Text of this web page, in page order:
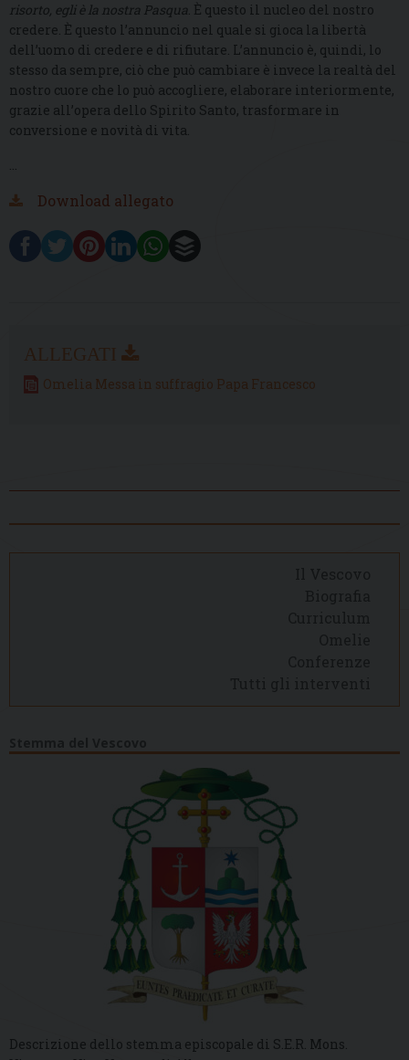
risorto, egli è la nostra Pasqua. È questo il nucleo del nostro
credere. È questo l’annuncio nel quale si gioca la libertà
dell’uomo di credere e di rifiutare. L’annuncio è, quindi, lo
stesso da sempre, ciò che può cambiare è invece la realtà del
nostro cuore che lo può accogliere, elaborare interiormente,
grazie all’opera dello Spirito Santo, trasformare in
conversione e novità di vita.
…
Download allegato
Omelia Messa in suffragio Papa Francesco
Descrizione dello stemma episcopale di S.E.R. Mons.